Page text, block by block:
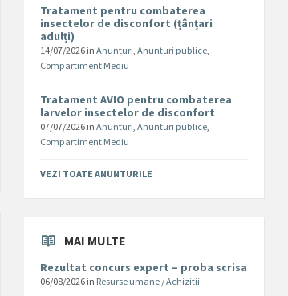
Tratament pentru combaterea
insectelor de disconfort (țânțari
adulți)
14/07/2026 inAnunturi,Anunturi publice,
Compartiment Mediu
Tratament AVIO pentru combaterea
larvelor insectelor de disconfort
07/07/2026 inAnunturi,Anunturi publice,
Compartiment Mediu
VEZI TOATE ANUNTURILE
MAI MULTE
Rezultat concurs expert – proba scrisa
06/08/2026 in Resurse umane / Achizitii